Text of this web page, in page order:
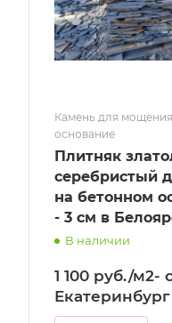
Камень для
основание
Плитняк
серебристый
на бетонном
- 3 см в
В наличии
1 100 руб./м2-
Екатеринбург